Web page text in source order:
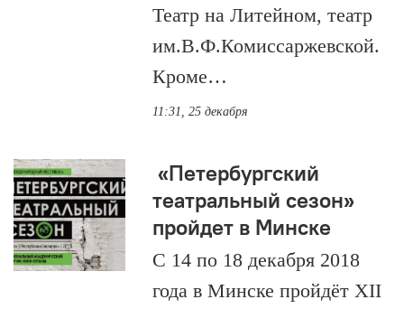
Театр на Литейном, театр
им.В.Ф.Комиссаржевской.
Кроме…
11:31, 25 декабря
«Петербургский
театральный сезон»
пройдет в Минске
С 14 по 18 декабря 2018
года в Минске пройдёт XII